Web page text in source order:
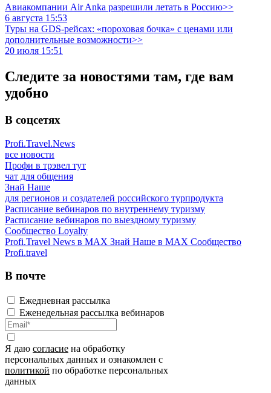
Авиакомпании Air Anka разрешили летать в Россию>>
6 августа 15:53
Туры на GDS-рейсах: «пороховая бочка» с ценами или
дополнительные возможности>>
20 июля 15:51
Следите за новостями там, где вам
удобно
В соцсетях
Profi.Travel.News
все новости
Профи в трэвел тут
чат для общения
Знай Наше
для регионов и создателей российского турпродукта
Расписание вебинаров по внутреннему туризму
Расписание вебинаров по выездному туризму
Сообщество Loyalty
Profi.Travel News в MAX Знай Наше в MAX Сообщество
Profi.travel
В почте
Ежедневная рассылка
Еженедельная рассылка вебинаров
Я даю согласие на обработку
персональных данных и ознакомлен с
политикой по обработке персональных
данных